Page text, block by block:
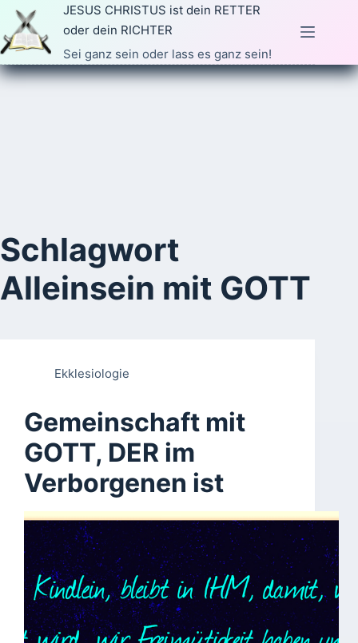
Zum
Inhalt
springen
JESUS CHRISTUS ist dein RETTER
oder dein RICHTER
Sei ganz sein oder lass es ganz sein!
Schlagwort
Alleinsein mit GOTT
Ekklesiologie
Gemeinschaft mit
GOTT, DER im
Verborgenen ist